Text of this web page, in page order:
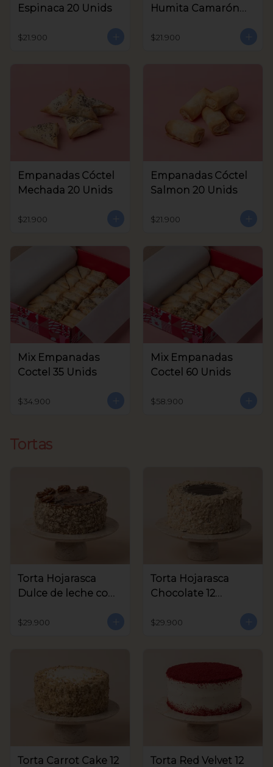
Espinaca 20 Unids
$21.900
Humita Camarón
$21.900
Empanadas Cóctel
Mechada 20 Unids
$21.900
Empanadas Cóctel
Salmon 20 Unids
$21.900
Mix Empanadas
Coctel 35 Unids
$34.900
Mix Empanadas
Coctel 60 Unids
$58.900
Tortas
Torta Hojarasca
Dulce de leche con
aprox
$29.900
Torta Hojarasca
Chocolate 12
$29.900
Torta Carrot Cake 12 Torta Red Velvet 12